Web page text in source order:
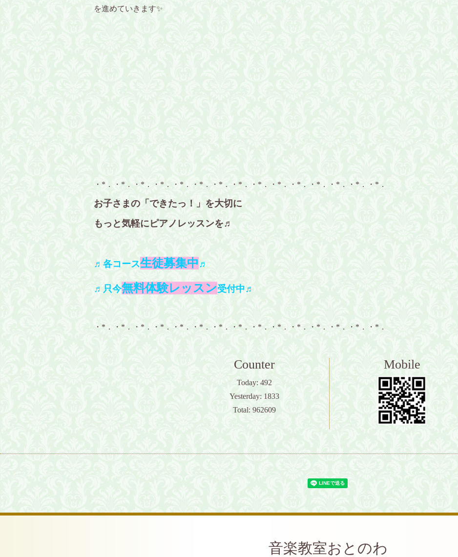
を進めていきます✨
・*．・*．・*．・*．・*．・*．・*．・*．・*．・*．・*．・*．・*．・*．・*．
お子さまの「できたっ！」を大切に
もっと気軽にピアノレッスンを♬
♬各コース生徒募集中♬
♬只今無料体験レッスン受付中♬
・*．・*．・*．・*．・*．・*．・*．・*．・*．・*．・*．・*．・*．・*．・*．
Counter
Today: 492
Yesterday: 1833
Total: 962609
Mobile
音楽教室おとのわ